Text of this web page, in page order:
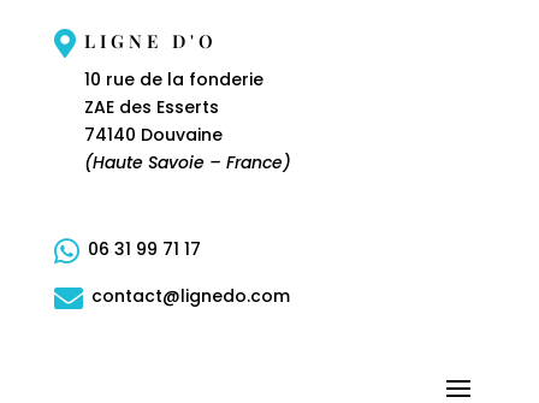
 LIGNE D'O
10 rue de la fonderie
ZAE des Esserts
74140 Douvaine
(Haute Savoie – France)
 06 31 99 71 17
 contact@lignedo.com